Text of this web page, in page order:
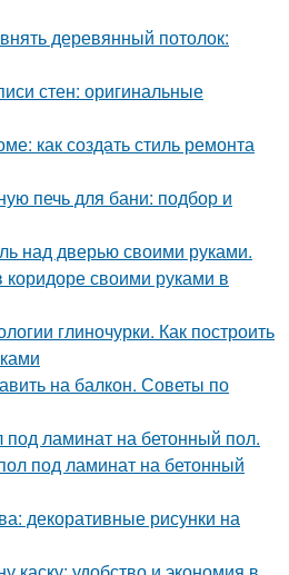
деревянный потолок:
стен: оригинальные
как создать стиль ремонта
печь для бани: подбор и
над дверью своими руками.
коридоре своими руками в
глиночурки. Как построить
на балкон. Советы по
ламинат на бетонный пол.
под ламинат на бетонный
декоративные рисунки на